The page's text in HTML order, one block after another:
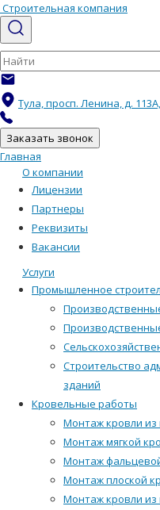
Строительная компания
Тула, просп. Ленина, д.
Заказать звонок
Главная
О компании
Лицензии
Партнеры
Реквизиты
Вакансии
Услуги
Промышленное
Строительство
зданий
Кровельные работы
Монтаж кровли
Монтаж мягкой
Монтаж
Монтаж плоской
Монтаж кровли из